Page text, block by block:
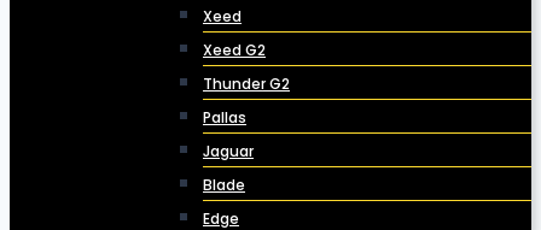
Xeed
Xeed G2
Thunder G2
Pallas
Jaguar
Blade
Edge